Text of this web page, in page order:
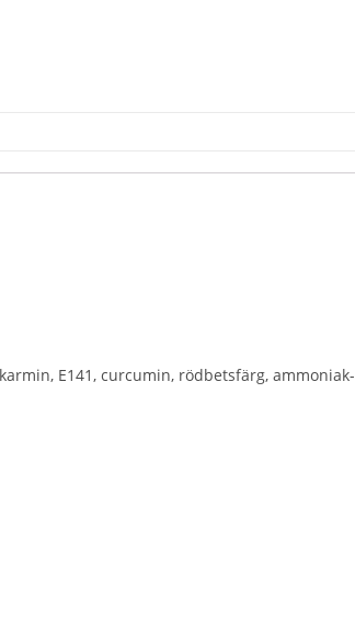
E141, curcumin, rödbetsfärg, ammoniak-